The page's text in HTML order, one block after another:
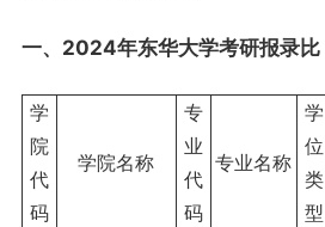
一、2024年东华大学考研报录比
学
院
代
码
学院名称
专
业
代
码
专业名称
学
位
类
型